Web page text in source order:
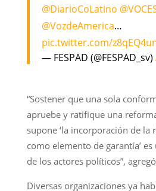
@DiarioCoLatino
@VozdeAmerica…
pic.twitter.com/
— FESPAD (@FESPAD_sv)
“Sostener que una sola
apruebe y ratifique una
supone ‘la incorporación de la
como elemento de garantía’
de los actores políticos”, agregó
Diversas organizaciones ya